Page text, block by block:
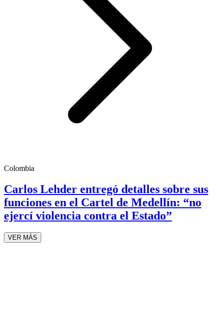
Colombia
Carlos Lehder entregó detalles sobre sus
funciones en el Cartel de Medellín: “no
ejercí violencia contra el Estado”
VER MÁS